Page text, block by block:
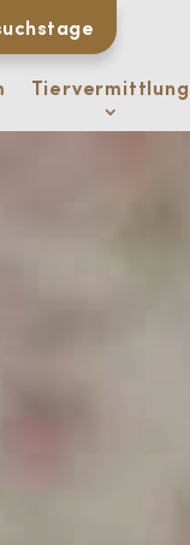
Tiervermittlung